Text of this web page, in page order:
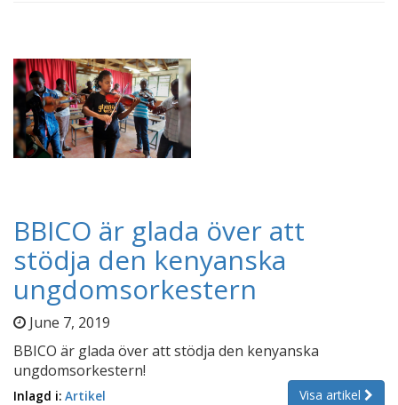
BBICO är glada över att
stödja den kenyanska
ungdomsorkestern
June 7, 2019
BBICO är glada över att stödja den kenyanska
ungdomsorkestern!
Visa artikel
Inlagd i: Artikel